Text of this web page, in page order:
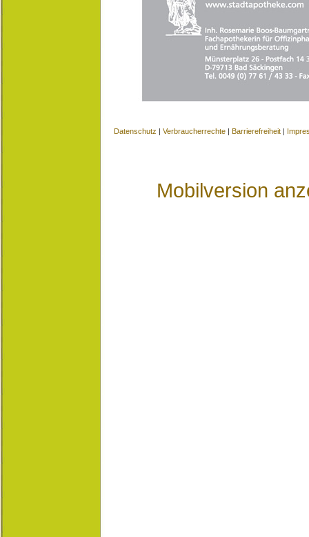
Datenschutz | Verbraucherrechte | Barrierefreiheit |
Mobilversion